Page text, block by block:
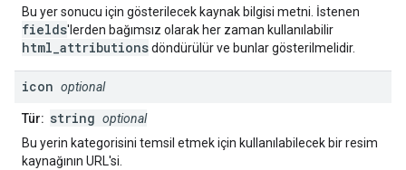
Bu yer sonucu için gösterilecek kaynak bilgisi metni. İstenen
fields'lerden bağımsız olarak her zaman kullanılabilir
html_attributionsdöndürülür ve bunlar gösterilmelidir.
icon optional
Tür: string optional
Bu yerin kategorisini temsil etmek için kullanılabilecek bir resim
kaynağının URL'si.